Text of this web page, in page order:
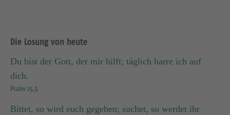
Die Losung von heute
Du bist der Gott, der mir hilft; täglich harre ich auf
dich.
Psalm 25,5
Bittet, so wird euch gegeben; suchet, so werdet ihr